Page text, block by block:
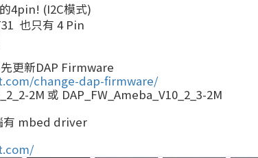
4pin! (I2C模式)
也只有 4 Pin
更新DAP Firmware
change-dap-firmware/
2M 或 DAP_FW_Ameba_V10_2_3-2M
有 mbed driver